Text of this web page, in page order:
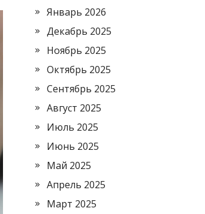
Январь 2026
Декабрь 2025
Ноябрь 2025
Октябрь 2025
Сентябрь 2025
Август 2025
Июль 2025
Июнь 2025
Май 2025
Апрель 2025
Март 2025